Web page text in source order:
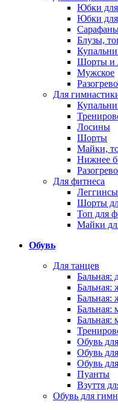
Юбки
Юбки для
Блузы,
Шорты и
Мужское
Для
Лосины
Шорты
Майки,
Нижнее
Для фитнеса
Шорты
Топ для
Майки
Обувь
Для танцев
Бальная:
Бальная:
Бальная:
Бальная:
Бальная:
Обувь
Обувь
Обувь
Пуанты
Взуття
Обувь для